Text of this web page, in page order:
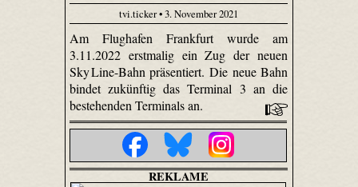
tvi.ticker • 3. November 2021
Am Flughafen Frankfurt wurde am
3.11.2022 erstmalig ein Zug der neuen
Sky Line-Bahn präsentiert. Die neue Bahn
bindet zukünftig das Terminal 3 an die
bestehenden Terminals an.
REKLAME